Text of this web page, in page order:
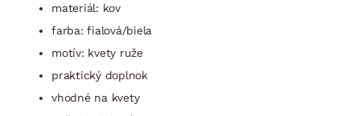
materiál: kov
farba: fialová/biela
motív: kvety ruže
praktický doplnok
vhodné na kvety